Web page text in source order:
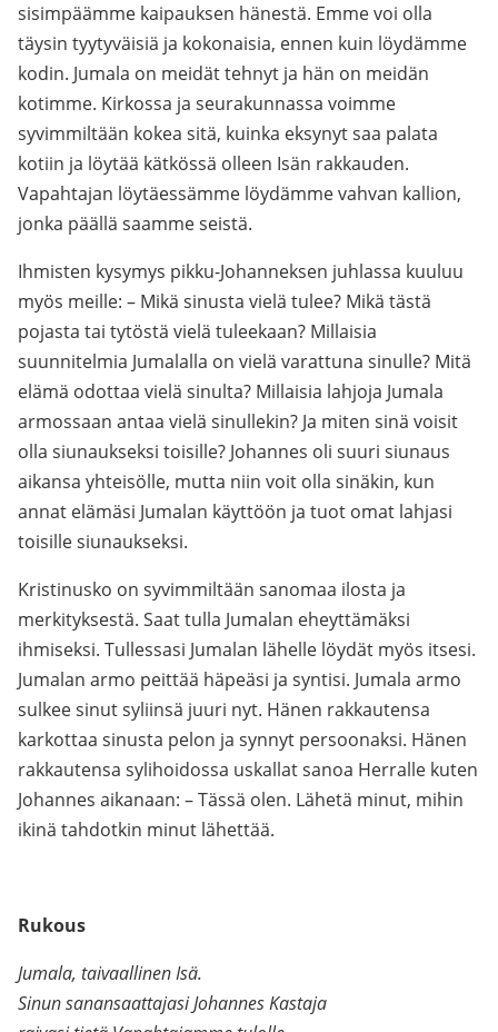
sisimpäämme kaipauksen hänestä. Emme voi olla
täysin tyytyväisiä ja kokonaisia, ennen kuin löydämme
kodin. Jumala on meidät tehnyt ja hän on meidän
kotimme. Kirkossa ja seurakunnassa voimme
syvimmiltään kokea sitä, kuinka eksynyt saa palata
kotiin ja löytää kätkössä olleen Isän rakkauden.
Vapahtajan löytäessämme löydämme vahvan kallion,
jonka päällä saamme seistä.
Ihmisten kysymys pikku-Johanneksen juhlassa kuuluu
myös meille: – Mikä sinusta vielä tulee? Mikä tästä
pojasta tai tytöstä vielä tuleekaan? Millaisia
suunnitelmia Jumalalla on vielä varattuna sinulle? Mitä
elämä odottaa vielä sinulta? Millaisia lahjoja Jumala
armossaan antaa vielä sinullekin? Ja miten sinä voisit
olla siunaukseksi toisille? Johannes oli suuri siunaus
aikansa yhteisölle, mutta niin voit olla sinäkin, kun
annat elämäsi Jumalan käyttöön ja tuot omat lahjasi
toisille siunaukseksi.
Kristinusko on syvimmiltään sanomaa ilosta ja
merkityksestä. Saat tulla Jumalan eheyttämäksi
ihmiseksi. Tullessasi Jumalan lähelle löydät myös itsesi.
Jumalan armo peittää häpeäsi ja syntisi. Jumala armo
sulkee sinut syliinsä juuri nyt. Hänen rakkautensa
karkottaa sinusta pelon ja synnyt persoonaksi. Hänen
rakkautensa sylihoidossa uskallat sanoa Herralle kuten
Johannes aikanaan: – Tässä olen. Lähetä minut, mihin
ikinä tahdotkin minut lähettää.
Rukous
Jumala, taivaallinen Isä.
Sinun sanansaattajasi Johannes Kastaja